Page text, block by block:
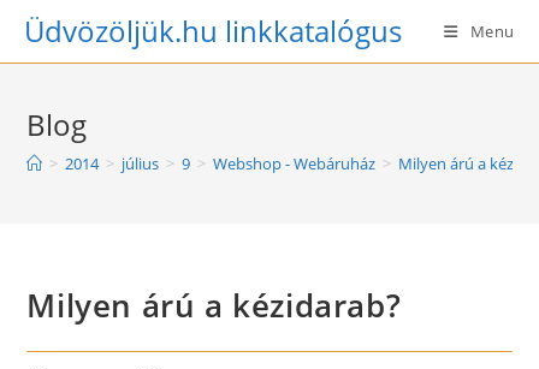
SkipÜdvözöljük.hu linkkatalógus Menu
Blog
> 2014 > július > 9 > Webshop - Webáruház > Milyen árú a
Milyen árú a kézidarab?